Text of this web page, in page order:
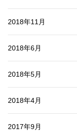
2018年11月
2018年6月
2018年5月
2018年4月
2017年9月